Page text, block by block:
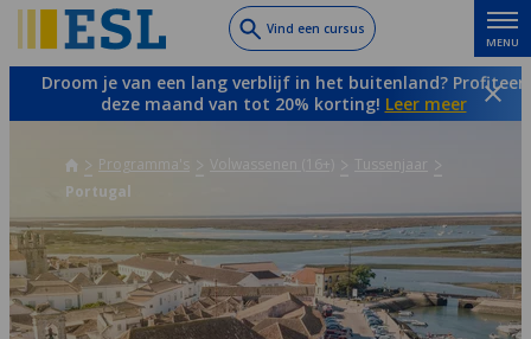
to
main
Vind een cursus
MENU
Droom je van een lang verblijf in het buitenland? Profiteer
deze maand van tot 20% korting! Leer meer
Programma's Volwassenen (16+)
Tussenjaar
Portugal